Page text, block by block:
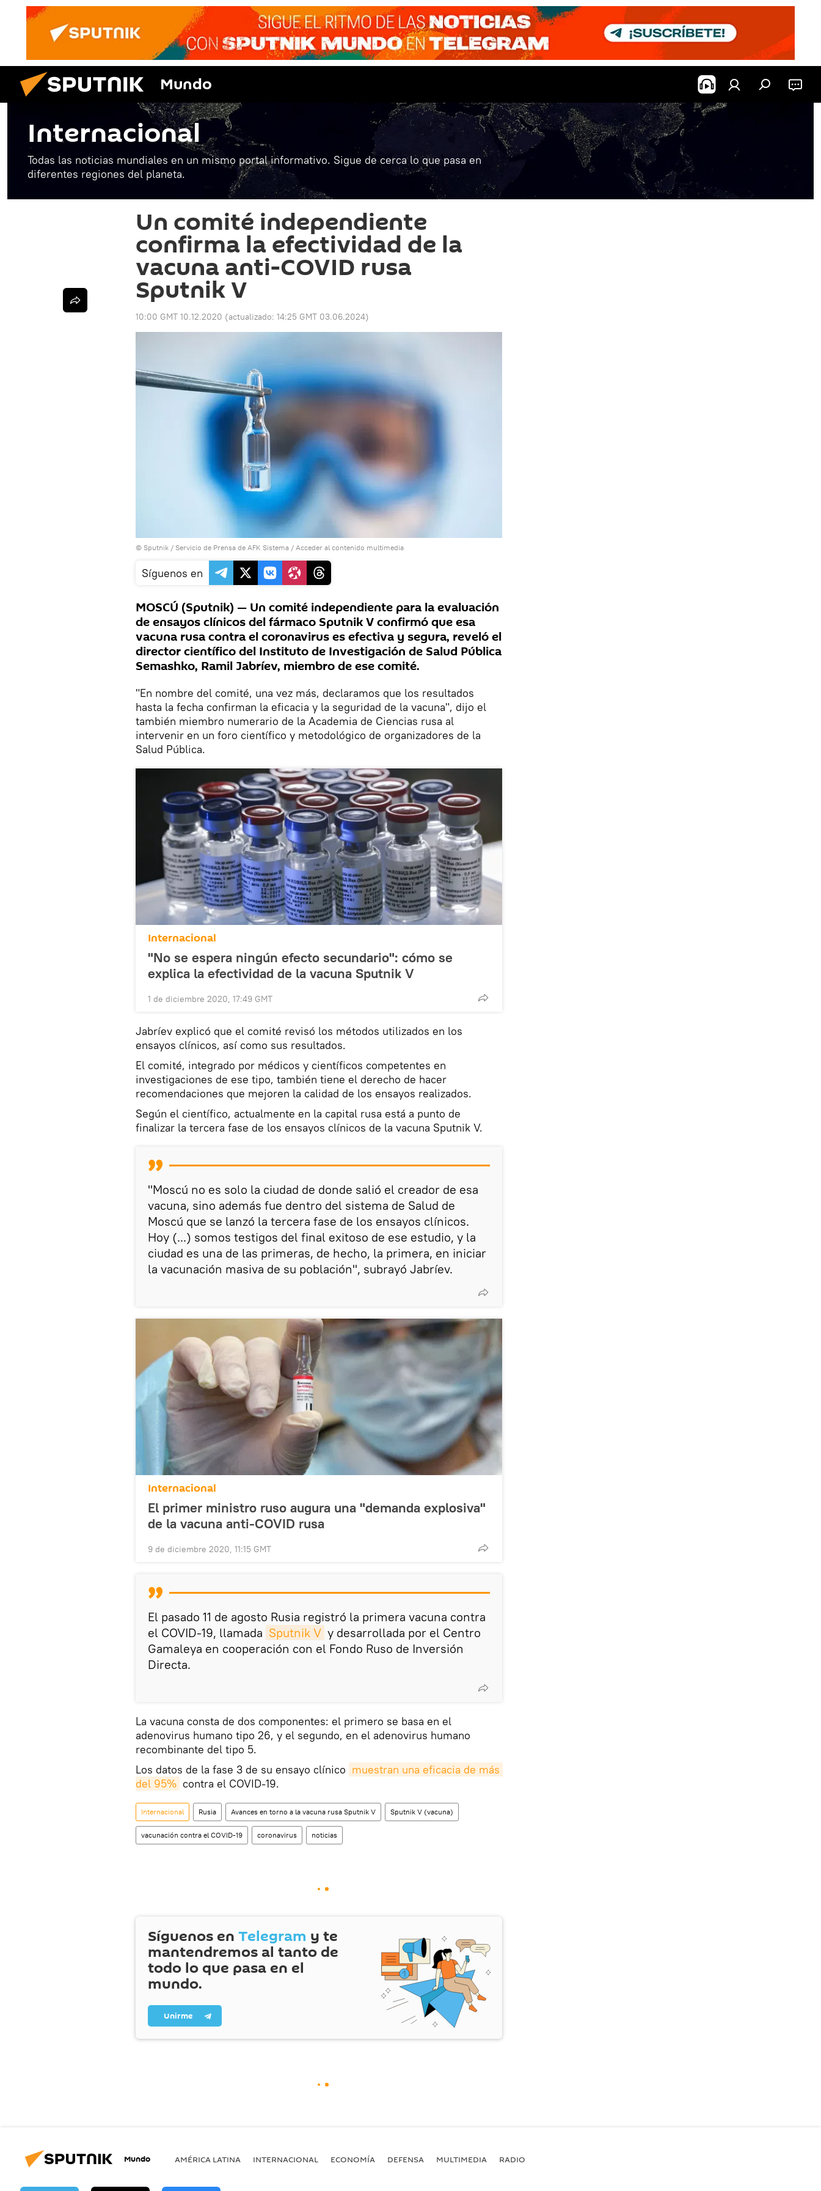
Mundo
Internacional
Todas las noticias mundiales en un mismo portal informativo. Sigue de cerca lo que pasa en
diferentes regiones del planeta.
Un comité independiente
confirma la efectividad de la
vacuna anti-COVID rusa
Sputnik V
10:00 GMT 10.12.2020 (actualizado: 14:25 GMT 03.06.2024)
© Sputnik / Servicio de Prensa de AFK Sistema / Acceder al contenido multimedia
Síguenos en
MOSCÚ (Sputnik) — Un comité independiente para la evaluación
de ensayos clínicos del fármaco Sputnik V confirmó que esa
vacuna rusa contra el coronavirus es efectiva y segura, reveló el
director científico del Instituto de Investigación de Salud Pública
Semashko, Ramil Jabríev, miembro de ese comité.
"En nombre del comité, una vez más, declaramos que los resultados
hasta la fecha confirman la eficacia y la seguridad de la vacuna", dijo el
también miembro numerario de la Academia de Ciencias rusa al
intervenir en un foro científico y metodológico de organizadores de la
Salud Pública.
Internacional
"No se espera ningún efecto secundario": cómo se
explica la efectividad de la vacuna Sputnik V
1 de diciembre 2020, 17:49 GMT
Jabríev explicó que el comité revisó los métodos utilizados en los
ensayos clínicos, así como sus resultados.
El comité, integrado por médicos y científicos competentes en
investigaciones de ese tipo, también tiene el derecho de hacer
recomendaciones que mejoren la calidad de los ensayos realizados.
Según el científico, actualmente en la capital rusa está a punto de
finalizar la tercera fase de los ensayos clínicos de la vacuna Sputnik V.
"Moscú no es solo la ciudad de donde salió el creador de esa
vacuna, sino además fue dentro del sistema de Salud de
Moscú que se lanzó la tercera fase de los ensayos clínicos.
Hoy (...) somos testigos del final exitoso de ese estudio, y la
ciudad es una de las primeras, de hecho, la primera, en iniciar
la vacunación masiva de su población", subrayó Jabríev.
Internacional
El primer ministro ruso augura una "demanda explosiva"
de la vacuna anti-COVID rusa
9 de diciembre 2020, 11:15 GMT
El pasado 11 de agosto Rusia registró la primera vacuna contra
el COVID-19, llamada Sputnik V y desarrollada por el Centro
Gamaleya en cooperación con el Fondo Ruso de Inversión
Directa.
La vacuna consta de dos componentes: el primero se basa en el
adenovirus humano tipo 26, y el segundo, en el adenovirus humano
recombinante del tipo 5.
Los datos de la fase 3 de su ensayo clínico muestran una eficacia de más
del 95% contra el COVID-19.
Internacional Rusia Avances en torno a la vacuna rusa Sputnik V Sputnik V (vacuna)
vacunación contra el COVID-19 coronavirus noticias
Síguenos en Telegram y te
mantendremos al tanto de
todo lo que pasa en el
mundo.
Unirme
Mundo AMÉRICA LATINA INTERNACIONAL ECONOMÍA DEFENSA MULTIMEDIA RADIO